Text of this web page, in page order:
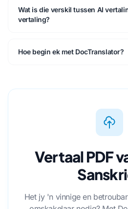
Wat is die verskil tussen AI
vertaling?
Hoe begin ek met DocTranslator?
Vertaal PDF
Het jy 'n vinnige en